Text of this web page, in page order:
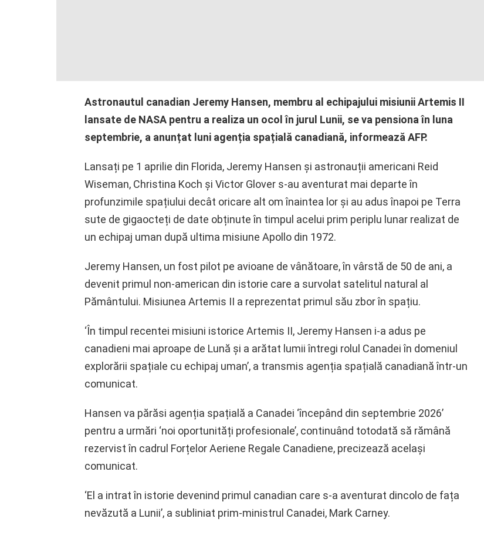
Astronautul canadian Jeremy Hansen, membru al echipajului misiunii Artemis II
lansate de NASA pentru a realiza un ocol în jurul Lunii, se va pensiona în luna
septembrie, a anunțat luni agenția spațială canadiană, informează AFP.
Lansați pe 1 aprilie din Florida, Jeremy Hansen și astronauții americani Reid
Wiseman, Christina Koch și Victor Glover s-au aventurat mai departe în
profunzimile spațiului decât oricare alt om înaintea lor și au adus înapoi pe Terra
sute de gigaocteți de date obținute în timpul acelui prim periplu lunar realizat de
un echipaj uman după ultima misiune Apollo din 1972.
Jeremy Hansen, un fost pilot pe avioane de vânătoare, în vârstă de 50 de ani, a
devenit primul non-american din istorie care a survolat satelitul natural al
Pământului. Misiunea Artemis II a reprezentat primul său zbor în spațiu.
‘În timpul recentei misiuni istorice Artemis II, Jeremy Hansen i-a adus pe
canadieni mai aproape de Lună și a arătat lumii întregi rolul Canadei în domeniul
explorării spațiale cu echipaj uman’, a transmis agenția spațială canadiană într-un
comunicat.
Hansen va părăsi agenția spațială a Canadei ‘începând din septembrie 2026’
pentru a urmări ‘noi oportunități profesionale’, continuând totodată să rămână
rezervist în cadrul Forțelor Aeriene Regale Canadiene, precizează același
comunicat.
‘El a intrat în istorie devenind primul canadian care s-a aventurat dincolo de fața
nevăzută a Lunii’, a subliniat prim-ministrul Canadei, Mark Carney.